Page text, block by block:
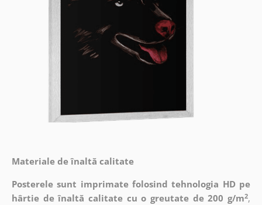
Materiale de înaltă calitate
Posterele sunt imprimate folosind tehnologia HD pe
hârtie de înaltă calitate cu o greutate de 200 g/m2,